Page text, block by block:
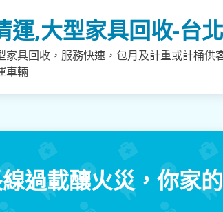
運,大型家具回收-台
具回收，服務快速，包月及計重或計桶供
車輛
過載釀火災，你家